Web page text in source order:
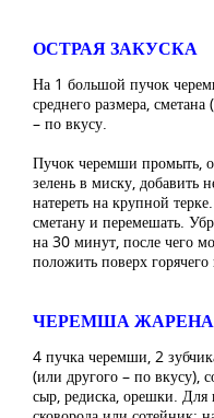
ОСТРАЯ ЗАКУСКА
На 1 большой пучок
среднего размера,
– по вкусу.
Пучок черемши промыть,
зелень в миску, добавить
натереть на крупной
сметану и перемешать.
на 30 минут, после чего
положить поверх горячего
ЧЕРЕМША
4 пучка черемши, 2
(или другого – по вкусу),
сыр, редиска, орешки. Для